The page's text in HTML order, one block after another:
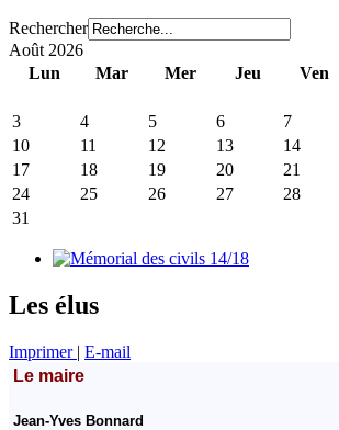
Rechercher
Août 2026
Lun
Mar Mer Jeu Ven
3
4 5 6 7
10
11 12 13 14
17
18 19 20 21
24
25 26 27 28
31
Les élus
Imprimer | E-mail
Le maire
Jean-Yves Bonnard